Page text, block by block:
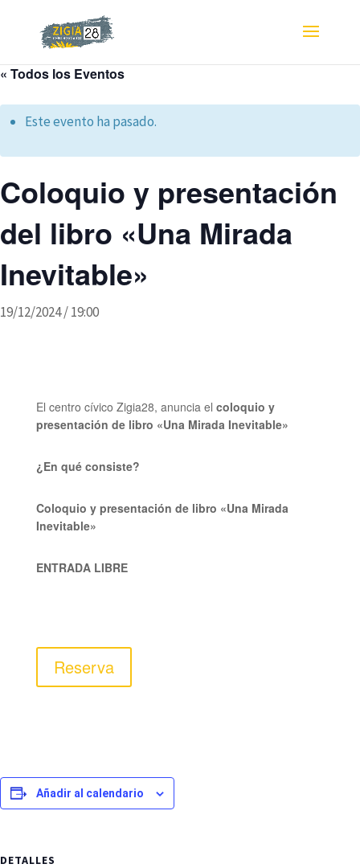
« Todos los Eventos
Este evento ha pasado.
Coloquio y presentación
del libro «Una Mirada
Inevitable»
19/12/2024 / 19:00
El centro cívico Zigia28, anuncia el coloquio y
presentación de libro «Una Mirada Inevitable»
¿En qué consiste?
Coloquio y presentación de libro «Una Mirada
Inevitable»
ENTRADA LIBRE
Reserva
Añadir al calendario
DETALLES